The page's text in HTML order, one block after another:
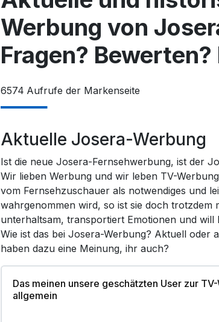
Werbung von
Fragen?
6574 Aufrufe der Markenseite
Aktuelle Josera-Werbung
Ist die neue Josera-Fernsehwerbung, ist der
Wir lieben Werbung und wir leben TV-
vom Fernsehzuschauer als notwendiges und
wahrgenommen wird, so ist sie doch trotzdem
unterhaltsam, transportiert Emotionen und will
Wie ist das bei Josera-Werbung? Aktuell oder
haben dazu eine Meinung, ihr auch?
Das meinen unsere geschätzten User zur
allgemein